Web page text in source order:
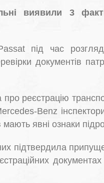
виявили 3
під час
документів
реєстрацію
Benz
мають явні ознаки
підтвердила
документах